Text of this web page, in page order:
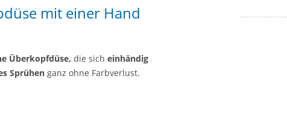
mit einer Hand
Überkopfdüse, die sich einhändig
Sprühen ganz ohne Farbverlust.